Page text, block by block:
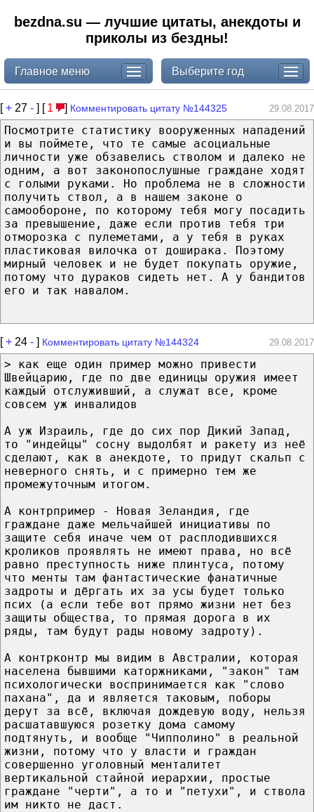
bezdna.su — лучшие цитаты, анекдоты и
приколы из бездны!
Главное меню Выберите год
[+ 27 - ] [ 1 ] Комментировать цитату №144325 29.08.2017
Посмотрите статистику вооруженных нападений
и вы поймете, что те самые асоциальные
личности уже обзавелись стволом и далеко не
одним, а вот законопослушные граждане ходят
с голыми руками. Но проблема не в сложности
получить ствол, а в нашем законе о
самообороне, по которому тебя могу посадить
за превышение, даже если против тебя три
отморозка с пулеметами, а у тебя в руках
пластиковая вилочка от доширака. Поэтому
мирный человек и не будет покупать оружие,
потому что дураков сидеть нет. А у бандитов
его и так навалом.
[+ 24 - ] Комментировать цитату №144324 29.08.2017
> как еще один пример можно привести
Швейцарию, где по две единицы оружия имеет
каждый отслуживший, а служат все, кроме
совсем уж инвалидов
А уж Израиль, где до сих пор Дикий Запад,
то "индейцы" сосну выдолбят и ракету из неё
сделают, как в анекдоте, то придут скальп с
неверного снять, и с примерно тем же
промежуточным итогом.
А контрпример - Новая Зеландия, где
граждане даже мельчайшей инициативы по
защите себя иначе чем от расплодившихся
кроликов проявлять не имеют права, но всё
равно преступность ниже плинтуса, потому
что менты там фантастические фанатичные
задроты и дёргать их за усы будет только
псих (а если тебе вот прямо жизни нет без
защиты общества, то прямая дорога в их
ряды, там будут рады новому задроту).
А контрконтр мы видим в Австралии, которая
населена бывшими каторжниками, "закон" там
психологически воспринимается как "слово
пахана", да и является таковым, поборы
дерут за всё, включая дождевую воду, нельзя
расшатавшуюся розетку дома самому
подтянуть, и вообще "Чипполино" в реальной
жизни, потому что у власти и граждан
совершенно уголовный менталитет
вертикальной стайной иерархии, простые
граждане "черти", а то и "петухи", и ствола
им никто не даст.